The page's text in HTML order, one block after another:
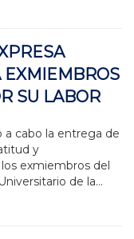
EXMIEMBROS
SU LABOR
a cabo la entrega de
y
exmiembros del
de la…